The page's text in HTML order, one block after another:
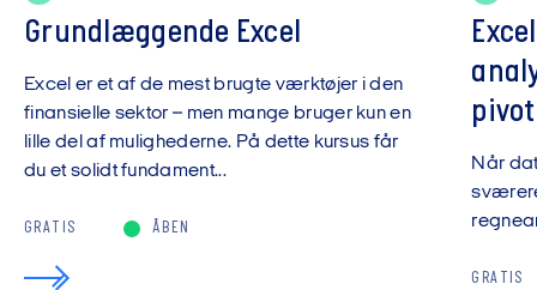
Grundlæggende Excel
Excel er et af de mest brugte værktøjer i den
finansielle sektor – men mange bruger kun en
lille del af mulighederne. På dette kursus får
du et solidt fundament...
GRATIS ÅBEN
Når
GRATIS